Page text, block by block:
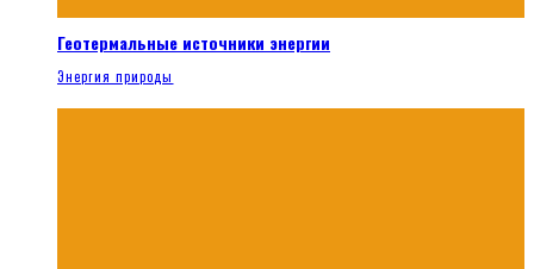
Геотермальные источники энергии
Энергия природы